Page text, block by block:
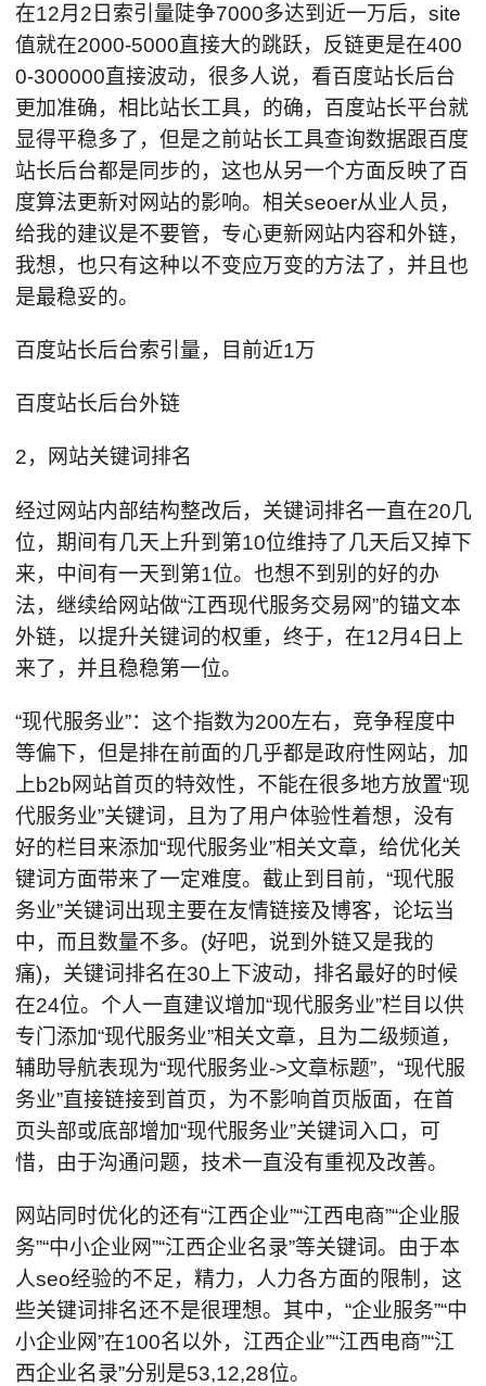
在12月2日索引量陡争7000多达到近一万后，site
值就在2000-5000直接大的跳跃，反链更是在400
0-300000直接波动，很多人说，看百度站长后台
更加准确，相比站长工具，的确，百度站长平台就
显得平稳多了，但是之前站长工具查询数据跟百度
站长后台都是同步的，这也从另一个方面反映了百
度算法更新对网站的影响。相关seoer从业人员，
给我的建议是不要管，专心更新网站内容和外链，
我想，也只有这种以不变应万变的方法了，并且也
是最稳妥的。
百度站长后台索引量，目前近1万
百度站长后台外链
2，网站关键词排名
经过网站内部结构整改后，关键词排名一直在20几
位，期间有几天上升到第10位维持了几天后又掉下
来，中间有一天到第1位。也想不到别的好的办
法，继续给网站做“江西现代服务交易网”的锚文本
外链，以提升关键词的权重，终于，在12月4日上
来了，并且稳稳第一位。
“现代服务业”：这个指数为200左右，竞争程度中
等偏下，但是排在前面的几乎都是政府性网站，加
上b2b网站首页的特效性，不能在很多地方放置“现
代服务业”关键词，且为了用户体验性着想，没有
好的栏目来添加“现代服务业”相关文章，给优化关
键词方面带来了一定难度。截止到目前，“现代服
务业”关键词出现主要在友情链接及博客，论坛当
中，而且数量不多。(好吧，说到外链又是我的
痛)，关键词排名在30上下波动，排名最好的时候
在24位。个人一直建议增加“现代服务业”栏目以供
专门添加“现代服务业”相关文章，且为二级频道，
辅助导航表现为“现代服务业->文章标题”，“现代服
务业”直接链接到首页，为不影响首页版面，在首
页头部或底部增加“现代服务业”关键词入口，可
惜，由于沟通问题，技术一直没有重视及改善。
网站同时优化的还有“江西企业”“江西电商”“企业服
务”“中小企业网”“江西企业名录”等关键词。由于本
人seo经验的不足，精力，人力各方面的限制，这
些关键词排名还不是很理想。其中，“企业服务”“中
小企业网”在100名以外，江西企业”“江西电商”“江
西企业名录”分别是53,12,28位。